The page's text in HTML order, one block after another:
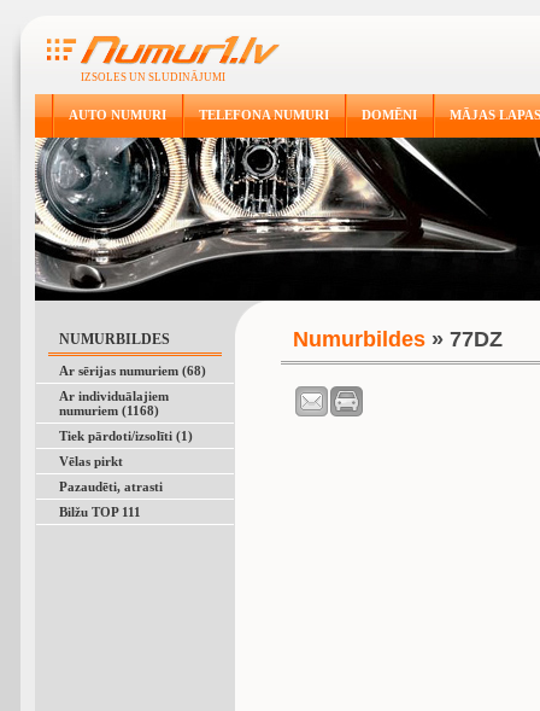
IZSOLES UN SLUDINĀJUMI
AUTO NUMURI TELEFONA NUMURI DOMĒNI MĀJAS LAPAS
NUMURBILDES
Ar sērijas numuriem (68)
Ar individuālajiem
numuriem (1168)
Tiek pārdoti/izsolīti (1)
Vēlas pirkt
Pazaudēti, atrasti
Bilžu TOP 111
Numurbildes» 77DZ